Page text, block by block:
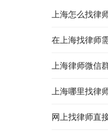
上海怎么找律
在上海找律师
上海律师微信
上海哪里找律
网上找律师直